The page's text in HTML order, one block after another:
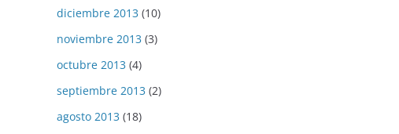
diciembre 2013 (10)
noviembre 2013 (3)
octubre 2013 (4)
septiembre 2013 (2)
agosto 2013 (18)